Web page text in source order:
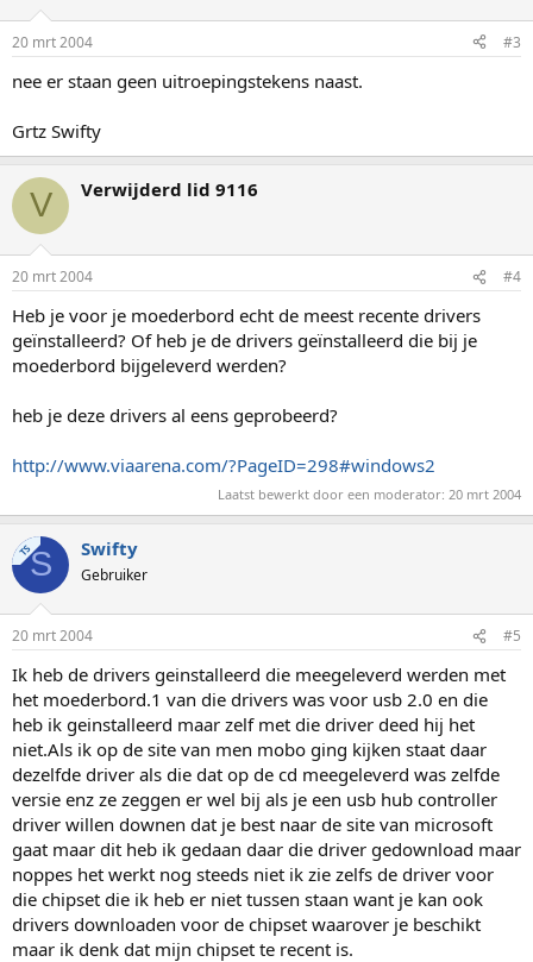
20 mrt 2004 #3
nee er staan geen uitroepingstekens naast.
Grtz Swifty
V Verwijderd lid 9116
20 mrt 2004 #4
Heb je voor je moederbord echt de meest recente drivers
geïnstalleerd? Of heb je de drivers geïnstalleerd die bij je
moederbord bijgeleverd werden?
heb je deze drivers al eens geprobeerd?
http://www.viaarena.com/?PageID=298#windows2
Laatst bewerkt door een moderator: 20 mrt 2004
TSS Swifty
Gebruiker
20 mrt 2004 #5
Ik heb de drivers geinstalleerd die meegeleverd werden met
het moederbord.1 van die drivers was voor usb 2.0 en die
heb ik geinstalleerd maar zelf met die driver deed hij het
niet.Als ik op de site van men mobo ging kijken staat daar
dezelfde driver als die dat op de cd meegeleverd was zelfde
versie enz ze zeggen er wel bij als je een usb hub controller
driver willen downen dat je best naar de site van microsoft
gaat maar dit heb ik gedaan daar die driver gedownload maar
noppes het werkt nog steeds niet ik zie zelfs de driver voor
die chipset die ik heb er niet tussen staan want je kan ook
drivers downloaden voor de chipset waarover je beschikt
maar ik denk dat mijn chipset te recent is.